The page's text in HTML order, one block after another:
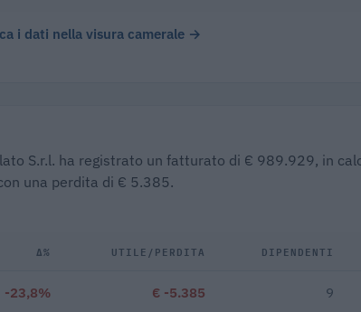
i dati nella visura camerale →
S.r.l. ha registrato un fatturato di € 989.929, in
una perdita di € 5.385.
Δ% UTILE/PERDITA DIPENDENTI
-23,8% € -5.385 9